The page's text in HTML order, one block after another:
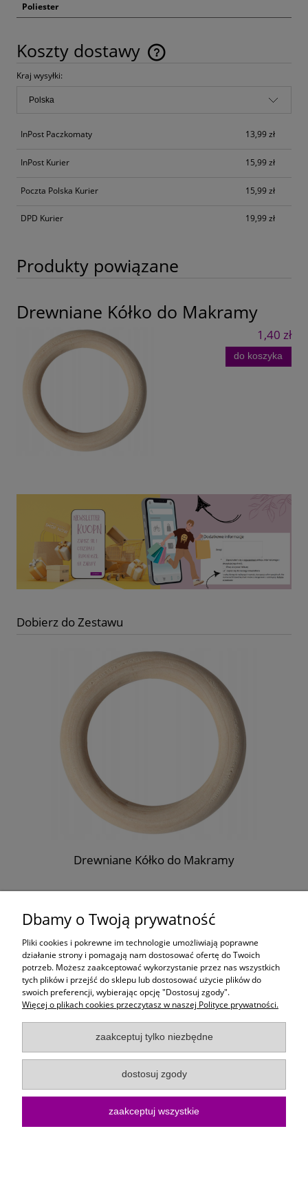
Poliester
Koszty dostawy
Cena nie zawiera ewentualnych kosztów płatności
Kraj wysyłki:
InPost Paczkomaty 13,99 zł
InPost Kurier 15,99 zł
Poczta Polska Kurier 15,99 zł
DPD Kurier 19,99 zł
Produkty powiązane
Drewniane Kółko do Makramy
1,40 zł
do koszyka
Dobierz do Zestawu
Drewniane Kółko do Makramy
Moje konto
Płatności i dostawa
Informacje
O Firmie
Sklep internetowy KoloroweMotki | ul. Bartosza Głowackiego 10/15, 75-
402 Koszalin |kontakt@kolorowemotki.pl|572 495 729| NIP:
Dbamy o Twoją prywatność
Pliki cookies i pokrewne im technologie umożliwiają poprawne
działanie strony i pomagają nam dostosować ofertę do Twoich
potrzeb. Możesz zaakceptować wykorzystanie przez nas wszystkich
tych plików i przejść do sklepu lub dostosować użycie plików do
swoich preferencji, wybierając opcję "Dostosuj zgody".
Więcej o plikach cookies przeczytasz w naszej Polityce prywatności.
zaakceptuj tylko niezbędne
dostosuj zgody
zaakceptuj wszystkie